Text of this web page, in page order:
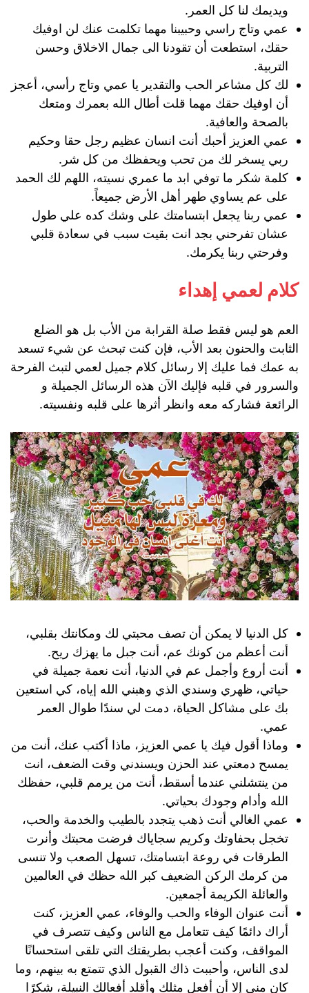
ويديمك لنا كل العمر.
عمي وتاج راسي وحبيبنا مهما تكلمت عنك لن اوفيك
حقك، استطعت أن تقودنا الى جمال الاخلاق وحسن
التربية.
لك كل مشاعر الحب والتقدير يا عمي وتاج رأسي، أعجز
أن اوفيك حقك مهما قلت أطال الله بعمرك ومتعك
بالصحة والعافية.
عمي العزيز أحبك أنت انسان عظيم رجل حقا وحكيم
ربي يسخر لك من تحب ويحفظك من كل شر.
كلمة شكر ما توفي ابد ما عمري نسيته، اللهم لك الحمد
على عم يساوي طهر أهل الأرض جميعاً.
عمي ربنا يجعل ابتسامتك على وشك كده علي طول
عشان تفرحني بجد انت بقيت سبب في سعادة قلبي
وفرحتي ربنا يكرمك.
كلام لعمي إهداء
العم هو ليس فقط صلة القرابة من الأب بل هو الضلع
الثابت والحنون بعد الأب، فإن كنت تبحث عن شيء تسعد
به عمك فما عليك إلا رسائل كلام جميل لعمي لتبث الفرحة
والسرور في قلبه فإليك الآن هذه الرسائل الجميلة و
الرائعة فشاركه معه وانظر أثرها على قلبه ونفسيته.
كل الدنيا لا يمكن أن تصف محبتي لك ومكانتك بقلبي،
أنت أعظم من كونك عم، أنت جبل ما يهزك ريح.
أنت أروع وأجمل عم في الدنيا، أنت نعمة جميلة في
حياتي، ظهري وسندي الذي وهبني الله إياه، كي استعين
بك على مشاكل الحياة، دمت لي سندًا طوال العمر
عمي.
وماذا أقول فيك يا عمي العزيز، ماذا أكتب عنك، أنت من
يمسح دمعتي عند الحزن ويسندني وقت الضعف، انت
من ينتشلني عندما أسقط، أنت من يرمم قلبي، حفظك
الله وأدام وجودك بحياتي.
عمي الغالي أنت ذهب يتجدد بالطيب والخدمة والحب،
تخجل بحفاوتك وكريم سجاياك فرضت محبتك وأنرت
الطرقات في روعة ابتسامتك، تسهل الصعب ولا تنسى
من كرمك الركن الضعيف كبر الله حظك في العالمين
والعائلة الكريمة أجمعين.
أنت عنوان الوفاء والحب والوفاء، عمي العزيز، كنت
أراك دائمًا كيف تتعامل مع الناس وكيف تتصرف في
المواقف، وكنت أعجب بطريقتك التي تلقى استحسانًا
لدى الناس، وأحببت ذاك القبول الذي تتمتع به بينهم، وما
كان مني إلا أن أفعل مثلك وأقلد أفعالك النبيلة، شكرًا